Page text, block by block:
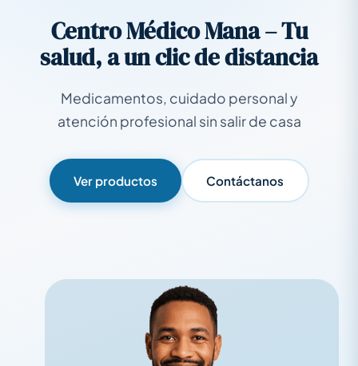
Centro Médico Mana – Tu
salud, a un clic de distancia
Medicamentos, cuidado personal y
atención profesional sin salir de casa
Ver productos Contáctanos